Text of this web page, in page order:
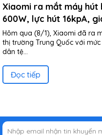
Xiaomi ra mắt máy hút
600W, lực hút 16kpA,
Hôm qua (8/1), Xiaomi đã ra
thị trường Trung Quốc với
dân tệ...
Đọc tiếp